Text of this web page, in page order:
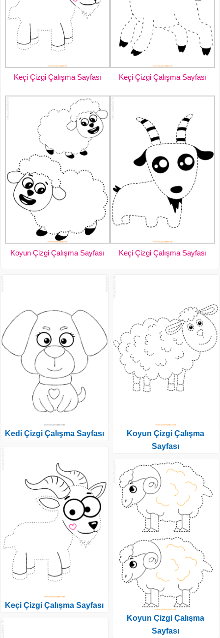
Keçi Çizgi Çalışma Sayfası Keçi Çizgi Çalışma Sayfası
Koyun Çizgi Çalışma Sayfası Keçi Çizgi Çalışma Sayfası
Kedi Çizgi Çalışma Sayfası
Keçi Çizgi Çalışma Sayfası
Koyun Çizgi Çalışma
Sayfası
Koyun Çizgi Çalışma
Sayfası